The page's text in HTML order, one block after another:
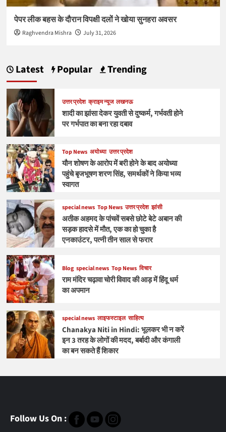
पेपर लीक बहस के दौरान विपक्षी दलों ने खोया सुनहरा अवसर
Raghvendra Mishra July 31, 2026
Latest Popular Trending
उत्तर प्रदेश क्राइम न्यूज लखनऊ
शादी का झांसा देकर युवती से दुष्कर्म, गर्भवती होने
पर गर्भपात का बना रहा दबाव
Top News अयोध्या उत्तर प्रदेश
यौन शोषण के आरोप में बरी होने के बाद अयोध्या
पहुंचे बृजभूषण शरण सिंह, समर्थकों ने किया भव्य
स्वागत
special news Top News उत्तर प्रदेश झांसी
अतीक अहमद के पांचवें सबसे छोटे बेटे अबान की
सड़क हादसे में मौत, एक का हो चुका है
एनकाउंटर, पत्नी तीन साल से फरार
Blog special news Top News विचार
राम मंदिर चढ़ावा चोरी विवाद की आड़ में हिंदू धर्म
का अपमान
special news लाइफस्टाइल साहित्य
Chanakya Niti in Hindi: भूलकर भी न करें
इन 3 तरह के लोगों की मदद, बर्बादी और कंगाली
का बन सकते हैं शिकार
Follow Us On :